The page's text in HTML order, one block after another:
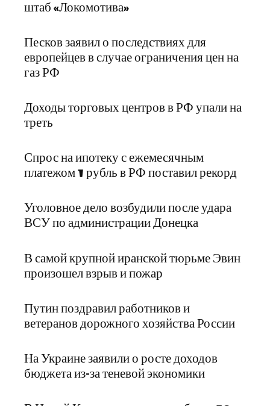
штаб «Локомотива»
Песков заявил о последствиях для
европейцев в случае ограничения цен на
газ РФ
Доходы торговых центров в РФ упали на
треть
Спрос на ипотеку с ежемесячным
платежом 1 рубль в РФ поставил рекорд
Уголовное дело возбудили после удара
ВСУ по администрации Донецка
В самой крупной иранской тюрьме Эвин
произошел взрыв и пожар
Путин поздравил работников и
ветеранов дорожного хозяйства России
На Украине заявили о росте доходов
бюджета из-за теневой экономики